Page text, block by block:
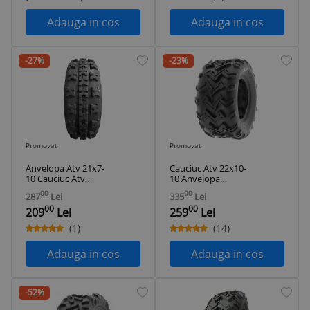
Adauga in cos Adauga in cos
-27%
Promovat
Anvelopa Atv 21x7-
10 Cauciuc Atv
21x7x10
28700 Lei
20900 Lei
(1)
Adauga in cos
-23%
Promovat
Cauciuc Atv 22x10-
10 Anvelopa
22x10x10 Tubeless
33500 Lei
25900 Lei
(14)
Adauga in cos
-52%